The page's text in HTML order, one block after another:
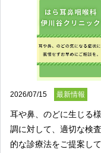
2026/07/15 最新情報
耳や鼻、のどに生じる
調に対して、適切な検
的な診療法をご提案し